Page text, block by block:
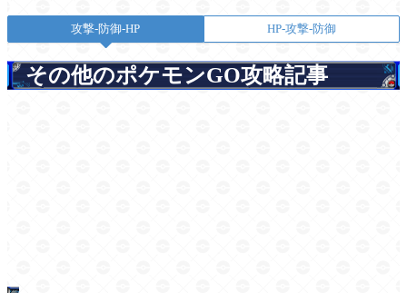
攻撃-防御-HP HP-攻撃-防御
その他のポケモンGO攻略記事